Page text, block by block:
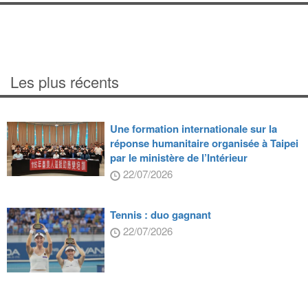
Les plus récents
Une formation internationale sur la
réponse humanitaire organisée à Taipei
par le ministère de l’Intérieur
22/07/2026
Tennis : duo gagnant
22/07/2026